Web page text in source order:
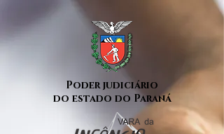
Poder judiciário
do estado do Paraná